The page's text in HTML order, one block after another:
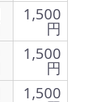
1,500
円
1,500
円
1,500